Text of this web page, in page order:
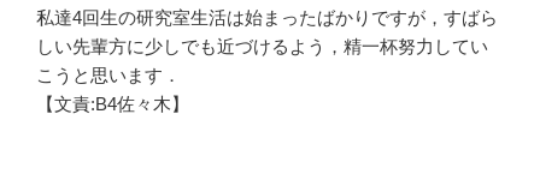
私達4回生の研究室生活は始まったばかりですが，すばら
しい先輩方に少しでも近づけるよう，精一杯努力してい
こうと思います．
【文責:B4佐々木】